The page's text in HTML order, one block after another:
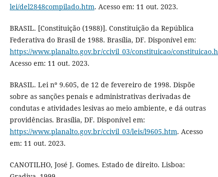
lei/del2848compilado.htm. Acesso em: 11 out. 2023.
BRASIL. [Constituição (1988)]. Constituição da República
Federativa do Brasil de 1988. Brasília, DF. Disponível em:
https://www.planalto.gov.br/ccivil_03/constituicao/
Acesso em: 11 out. 2023.
BRASIL. Lei nº 9.605, de 12 de fevereiro de 1998. Dispõe
sobre as sanções penais e administrativas derivadas de
condutas e atividades lesivas ao meio ambiente, e dá outras
providências. Brasília, DF. Disponível em:
https://www.planalto.gov.br/ccivil_03/leis/l9605.htm. Acesso
em: 11 out. 2023.
CANOTILHO, José J. Gomes. Estado de direito. Lisboa: